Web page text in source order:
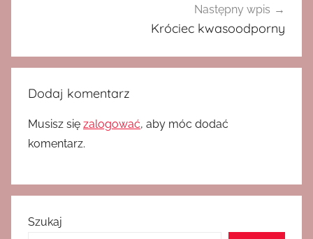
Następny wpis
Króciec kwasoodporny
Dodaj komentarz
Musisz się zalogować, aby móc dodać
komentarz.
Szukaj